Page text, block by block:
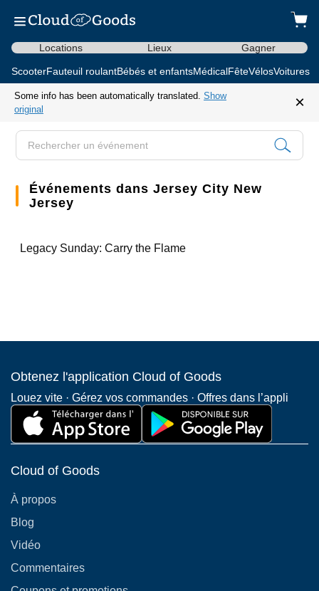
Locations Lieux Gagner
ScooterFauteuil roulantBébés et enfantsMédicalFêteVélosVoitures
Some info has been automatically translated. Show
original
×
Événements dans Jersey City New
Jersey
Legacy Sunday: Carry the Flame
Obtenez l'application Cloud of Goods
Louez vite · Gérez vos commandes · Offres dans l’appli
Cloud of Goods
À propos
Blog
Vidéo
Commentaires